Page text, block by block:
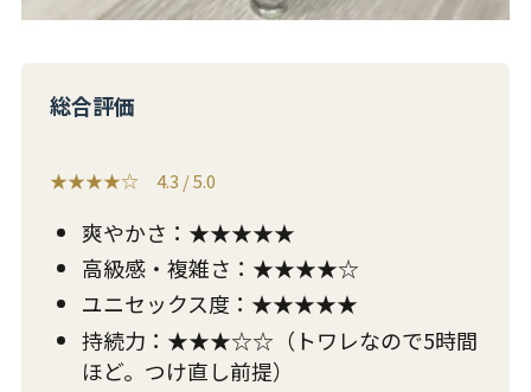
総合評価
★★★★☆ 4.3 / 5.0
爽やかさ：★★★★★
高級感・複雑さ：★★★★☆
ユニセックス度：★★★★★
持続力：★★★☆☆（トワレなので5時間
ほど。つけ直し前提）